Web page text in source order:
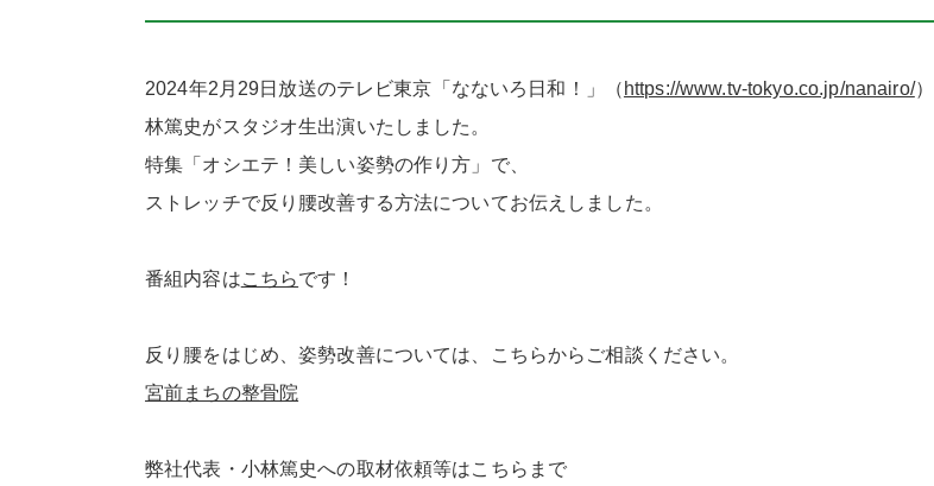
2024年2月29日放送のテレビ東京「なないろ日和！」 （ https://www.tv-tokyo.co.jp/nanairo/）
林篤史がスタジオ生出演いたしました。
特集「オシエテ！美しい姿勢の作り方」で、
ストレッチで反り腰改善する方法についてお伝えしました。
番組内容はこちらです！
反り腰をはじめ、姿勢改善については、こちらからご相談ください。
宮前まちの整骨院
弊社代表・小林篤史への取材依頼等はこちらまで